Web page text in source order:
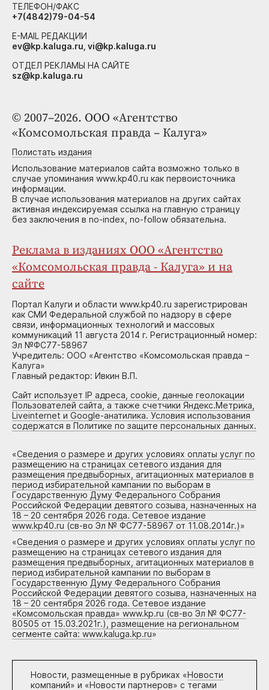
© 2007–2026. ООО «Агентство
«Комсомольская правда – Калуга»
Полистать издания
Использование материалов сайта возможно только в
случае упоминания www.kp40.ru как первоисточника
информации.
В случае использования материалов на других сайтах
активная индексируемая ссылка на главную страницу
без заключения в no-index, no-follow обязательна.
Реклама в изданиях ООО «Агентство
«Комсомольская правда - Калуга» и на
сайте
Портал Калуги и области www.kp40.ru зарегистрирован
как СМИ Федеральной службой по надзору в сфере
связи, информационных технологий и массовых
коммуникаций 11 августа 2014 г. Регистрационный номер:
Эл №ФС77-58967
Учредитель: ООО «Агентство «Комсомольская правда –
Калуга»
Главный редактор: Ивкин В.П.
Сайт использует IP адреса, cookie, данные геолокации
Пользователей сайта, а также счетчики Яндекс.Метрика,
Liveinternet и Google-анатилика. Условия использования
содержатся в Политике по защите персональных данных.
«Сведения о размере и других условиях оплаты услуг по
размещению на страницах сетевого издания для
размещения предвыборных, агитационных материалов в
период избирательной кампании по выборам в
Государственную Думу Федерального Собрания
Российской Федерации девятого созыва, назначенных на
18 – 20 сентября 2026 года. Сетевое издание
www.kp40.ru (св-во Эл № ФС77-58967 от 11.08.2014г.)»
«Сведения о размере и других условиях оплаты услуг по
размещению на страницах сетевого издания для
размещения предвыборных, агитационных материалов в
период избирательной кампании по выборам в
Государственную Думу Федерального Собрания
Российской Федерации девятого созыва, назначенных на
18 – 20 сентября 2026 года. Сетевое издание
«Комсомольская правда» www.kp.ru (св-во Эл № ФС77-
80505 от 15.03.2021г.), размещение на региональном
сегменте сайта: www.kaluga.kp.ru»
Новости, размещенные в рубриках «Новости
компаний» и «Новости партнеров» с тегами
ТЕЛЕФОН/ФАКС
+7(4842)79-04-54
E-MAIL РЕДАКЦИИ
ev@kp.kaluga.ru, vi@kp.kaluga.ru
ОТДЕЛ РЕКЛАМЫ НА САЙТЕ
sz@kp.kaluga.ru